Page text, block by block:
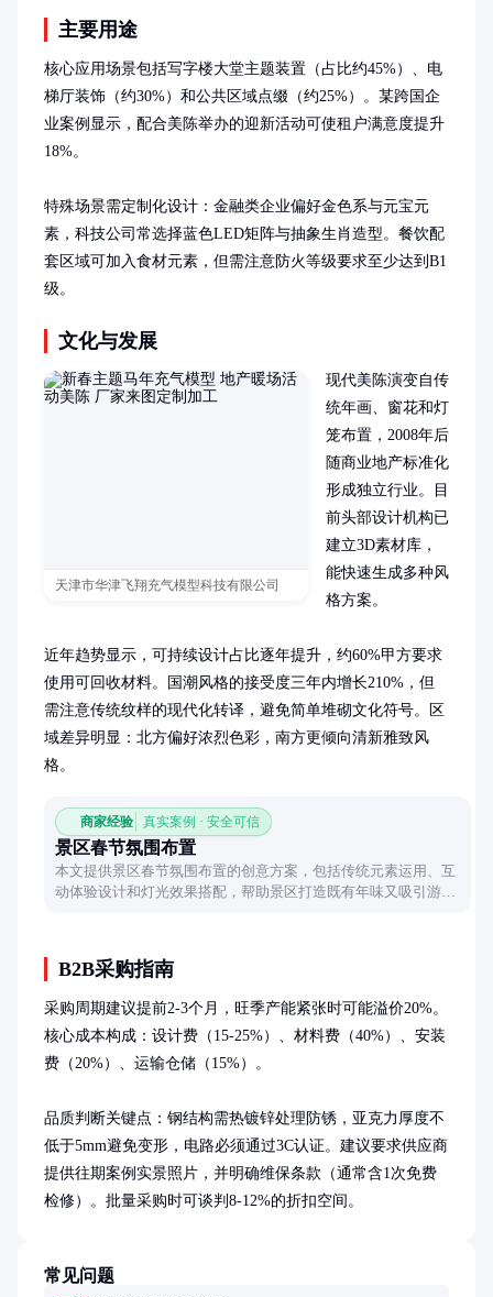
主要用途
核心应用场景包括写字楼大堂主题装置（占比约45%）、电
梯厅装饰（约30%）和公共区域点缀（约25%）。某跨国企
业案例显示，配合美陈举办的迎新活动可使租户满意度提升
18%。
特殊场景需定制化设计：金融类企业偏好金色系与元宝元
素，科技公司常选择蓝色LED矩阵与抽象生肖造型。餐饮配
套区域可加入食材元素，但需注意防火等级要求至少达到B1
级。
文化与发展
天津市华津飞翔充气模型科技有限公司
现代美陈演变自传
统年画、窗花和灯
笼布置，2008年后
随商业地产标准化
形成独立行业。目
前头部设计机构已
建立3D素材库，
能快速生成多种风
格方案。
近年趋势显示，可持续设计占比逐年提升，约60%甲方要求
使用可回收材料。国潮风格的接受度三年内增长210%，但
需注意传统纹样的现代化转译，避免简单堆砌文化符号。区
域差异明显：北方偏好浓烈色彩，南方更倾向清新雅致风
格。
商家经验 真实案例 · 安全可信
景区春节氛围布置
本文提供景区春节氛围布置的创意方案，包括传统元素运用、互
动体验设计和灯光效果搭配，帮助景区打造既有年味又吸引游客
B2B采购指南
采购周期建议提前2-3个月，旺季产能紧张时可能溢价20%。
核心成本构成：设计费（15-25%）、材料费（40%）、安装
费（20%）、运输仓储（15%）。
品质判断关键点：钢结构需热镀锌处理防锈，亚克力厚度不
低于5mm避免变形，电路必须通过3C认证。建议要求供应商
提供往期案例实景照片，并明确维保条款（通常含1次免费
检修）。批量采购时可谈判8-12%的折扣空间。
常见问题